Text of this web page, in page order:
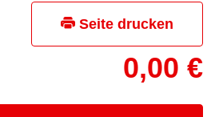
Seite drucken
0,00 €